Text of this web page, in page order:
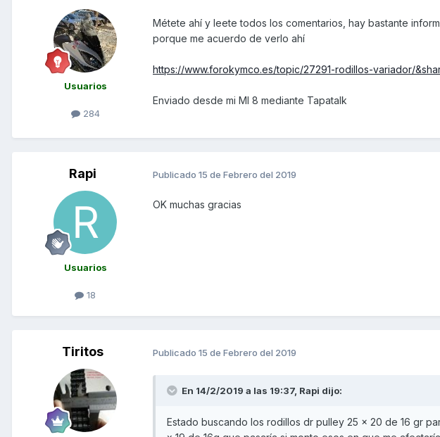
Usuarios
284
Métete ahí y leete todos los comentarios, hay bastante
porque me acuerdo de verlo ahí
https://www.forokymco.es/topic/27291-rodillos-variador/
Enviado desde mi MI 8 mediante Tapatalk
Rapi
Usuarios
18
Publicado 15 de Febrero del 2019
OK muchas gracias
Tiritos Publicado 15 de Febrero del 2019
En 14/2/2019 a las 19:37, Rapi dijo:
Estado buscando los rodillos dr pulley 25 x 20 de 16 gr